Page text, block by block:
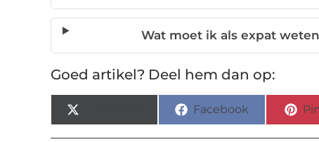
Wat moet ik als expat
Goed artikel? Deel hem dan op:
Facebook